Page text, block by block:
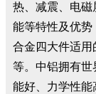
热、减震、电磁
能等特性及优势
合金四大件适
等。中铝拥有世
能好、力学性能